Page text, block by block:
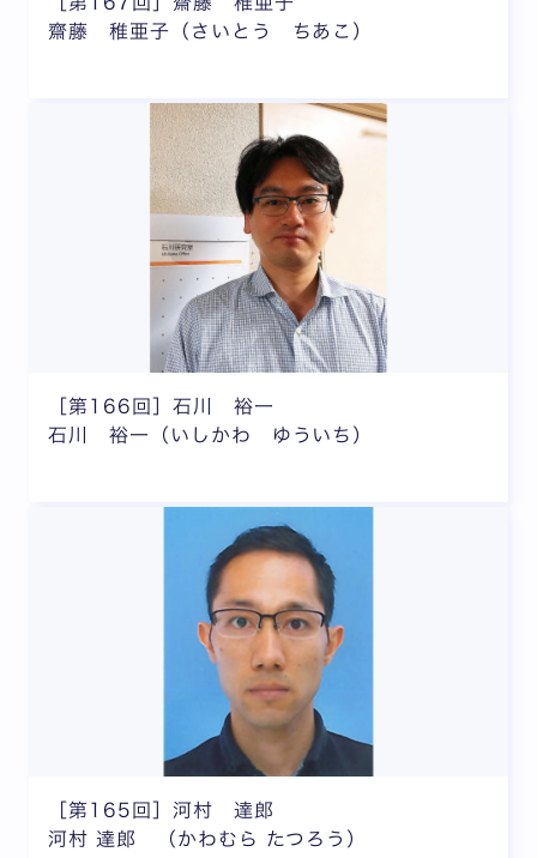
齋藤 稚亜子（さいとう ちあこ）
［第166回］石川 裕一
石川 裕一（いしかわ ゆういち）
［第165回］河村 達郎
河村 達郎 （かわむら たつろう）